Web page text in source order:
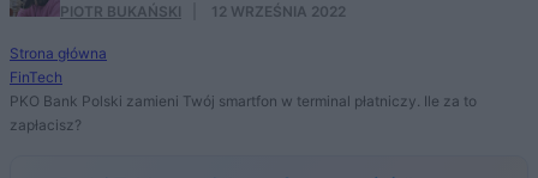
PIOTR BUKAŃSKI 12 WRZEŚNIA 2022
Strona główna
FinTech
PKO Bank Polski zamieni Twój smartfon w terminal płatniczy. Ile za to
zapłacisz?